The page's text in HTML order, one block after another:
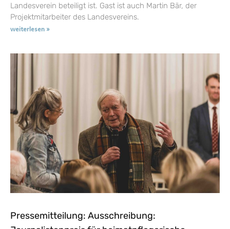
Landesverein beteiligt ist. Gast ist auch Martin Bär, der
Projektmitarbeiter des Landesvereins.
weiterlesen »
Pressemitteilung: Ausschreibung: